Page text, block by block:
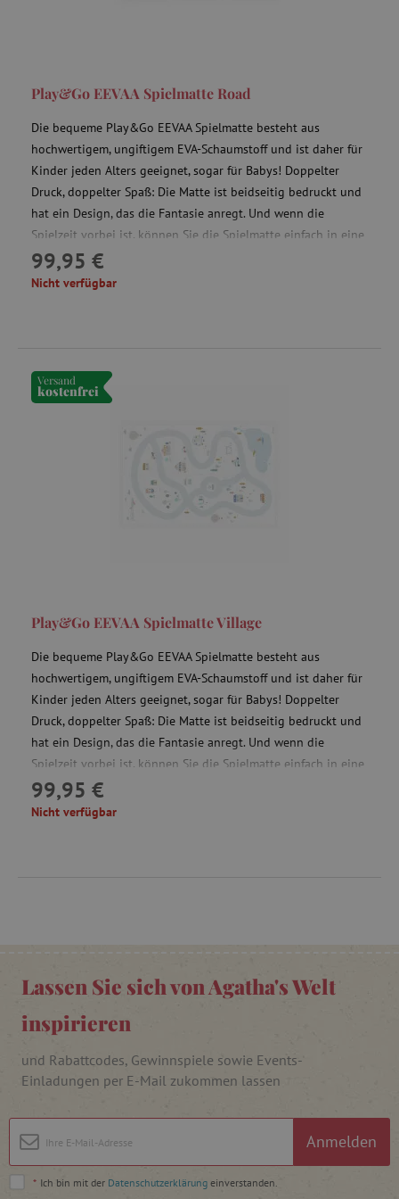
Play&Go EEVAA Spielmatte Road
Die bequeme Play&Go EEVAA Spielmatte besteht aus
hochwertigem, ungiftigem EVA-Schaumstoff und ist daher für
Kinder jeden Alters geeignet, sogar für Babys! Doppelter
Druck, doppelter Spaß: Die Matte ist beidseitig bedruckt und
hat ein Design, das die Fantasie anregt. Und wenn die
Spielzeit vorbei ist, können Sie die Spielmatte einfach in eine
Aufbewahrungsbox verwandeln und all Ihre Spielsachen
darin verstauen.
99,95 €
Nicht verfügbar
Versand
kostenfrei
Play&Go EEVAA Spielmatte Village
Die bequeme Play&Go EEVAA Spielmatte besteht aus
hochwertigem, ungiftigem EVA-Schaumstoff und ist daher für
Kinder jeden Alters geeignet, sogar für Babys! Doppelter
Druck, doppelter Spaß: Die Matte ist beidseitig bedruckt und
hat ein Design, das die Fantasie anregt. Und wenn die
Spielzeit vorbei ist, können Sie die Spielmatte einfach in eine
Aufbewahrungsbox verwandeln und all Ihre Spielsachen
darin verstauen.
99,95 €
Nicht verfügbar
Lassen Sie sich von Agatha's Welt
inspirieren
und Rabattcodes, Gewinnspiele sowie Events-
Einladungen per E-Mail zukommen lassen
Anmelden
* Ich bin mit der Datenschutzerklärung einverstanden.
Ohne die unbedingt erforderlichen Cookies
verwendet werden.
Name
Provider/Domäne
featureFlagIdentifier
www.agathaswelt.de
PHPSESSID
www.agathaswelt.de
__cf_bm
_pinterest_ct_ua
_lb .agathaswelt.de
_lb_ccc .agathaswelt.de
__cf_bm
Cloudflare Inc.